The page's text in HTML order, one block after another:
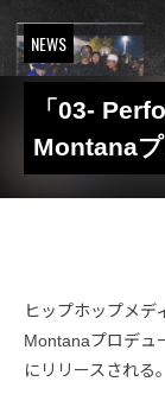
NEWS
「03-
Montana
ヒップホップメ
Montanaプロデュ
にリリースされる。